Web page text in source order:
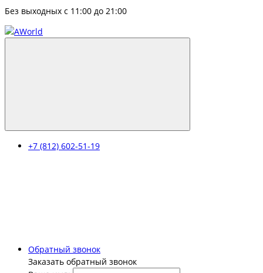
Без выходных с 11:00 до 21:00
+7 (812) 602-51-19
Обратный звонок
Заказать обратный звонок